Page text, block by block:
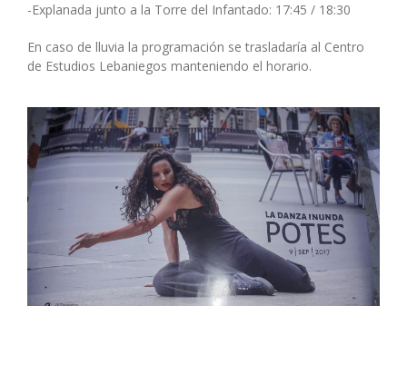
-Explanada junto a la Torre del Infantado: 17:45 / 18:30
En caso de lluvia la programación se trasladaría al Centro
de Estudios Lebaniegos manteniendo el horario.